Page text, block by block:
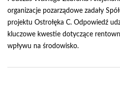
organizacje pozarządowe zadały
projektu Ostrołęka C. Odpowiedź
kluczowe kwestie dotyczące
wpływu na środowisko.